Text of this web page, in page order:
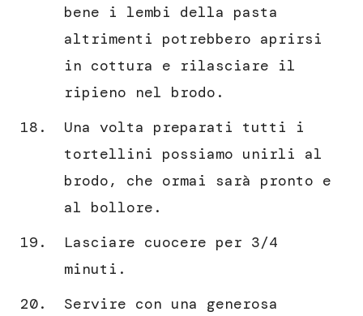
bene i lembi della pasta
altrimenti potrebbero aprirsi
in cottura e rilasciare il
ripieno nel brodo.
Una volta preparati tutti i
tortellini possiamo unirli al
brodo, che ormai sarà pronto e
al bollore.
Lasciare cuocere per 3/4
minuti.
Servire con una generosa